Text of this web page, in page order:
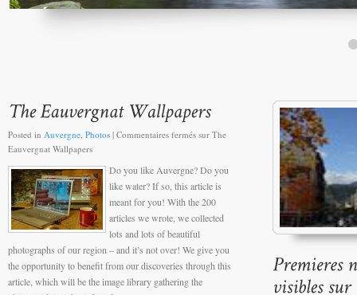
Posted in Auvergne Photos | Commentaires fermés sur The
Eauvergnat Wallpapers
Do you like Auvergne? Do you
like water? If so, this article is
meant for you! With the 200
articles we wrote, we collected
lots and lots of beautiful
photographs of our region – and it’s not over! We give you
the opportunity to benefit from our discoveries through this
article, which will be the image library gathering the